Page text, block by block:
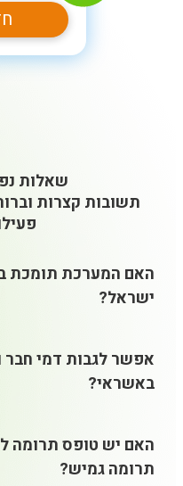
שאלות
תשובות קצרות
ישראל?
אפשר לגבות דמי חבר
באשראי?
האם יש טופס תרומה
תרומה גמיש?